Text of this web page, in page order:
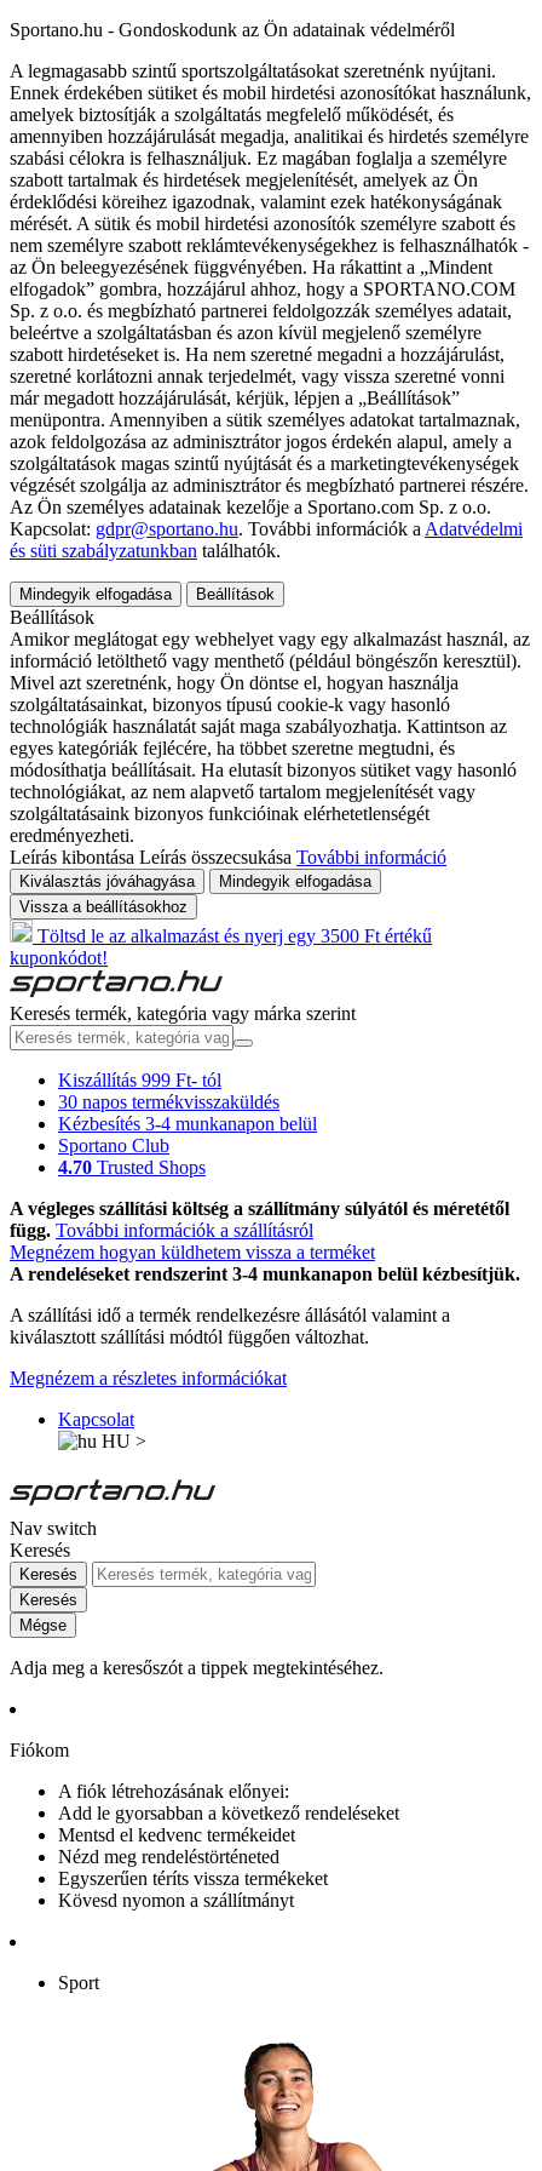
Sportano.hu - Gondoskodunk az Ön adatainak védelméről
A legmagasabb szintű sportszolgáltatásokat szeretnénk nyújtani.
Ennek érdekében sütiket és mobil hirdetési azonosítókat használunk,
amelyek biztosítják a szolgáltatás megfelelő működését, és
amennyiben hozzájárulását megadja, analitikai és hirdetés személyre
szabási célokra is felhasználjuk. Ez magában foglalja a személyre
szabott tartalmak és hirdetések megjelenítését, amelyek az Ön
érdeklődési köreihez igazodnak, valamint ezek hatékonyságának
mérését. A sütik és mobil hirdetési azonosítók személyre szabott és
nem személyre szabott reklámtevékenységekhez is felhasználhatók -
az Ön beleegyezésének függvényében. Ha rákattint a „Mindent
elfogadok” gombra, hozzájárul ahhoz, hogy a SPORTANO.COM
Sp. z o.o. és megbízható partnerei feldolgozzák személyes adatait,
beleértve a szolgáltatásban és azon kívül megjelenő személyre
szabott hirdetéseket is. Ha nem szeretné megadni a hozzájárulást,
szeretné korlátozni annak terjedelmét, vagy vissza szeretné vonni
már megadott hozzájárulását, kérjük, lépjen a „Beállítások”
menüpontra. Amennyiben a sütik személyes adatokat tartalmaznak,
azok feldolgozása az adminisztrátor jogos érdekén alapul, amely a
szolgáltatások magas szintű nyújtását és a marketingtevékenységek
végzését szolgálja az adminisztrátor és megbízható partnerei részére.
Az Ön személyes adatainak kezelője a Sportano.com Sp. z o.o.
Kapcsolat: gdpr@sportano.hu. További információk a Adatvédelmi
és süti szabályzatunkban találhatók.
Mindegyik elfogadása Beállítások
Beállítások
Amikor meglátogat egy webhelyet vagy egy alkalmazást használ, az
információ letölthető vagy menthető (például böngészőn keresztül).
Mivel azt szeretnénk, hogy Ön döntse el, hogyan használja
szolgáltatásainkat, bizonyos típusú cookie-k vagy hasonló
technológiák használatát saját maga szabályozhatja. Kattintson az
egyes kategóriák fejlécére, ha többet szeretne megtudni, és
módosíthatja beállításait. Ha elutasít bizonyos sütiket vagy hasonló
technológiákat, az nem alapvető tartalom megjelenítését vagy
szolgáltatásaink bizonyos funkcióinak elérhetetlenségét
eredményezheti.
Leírás kibontása Leírás összecsukása További információ
Kiválasztás jóváhagyása
Mindegyik elfogadása
Vissza a beállításokhoz
Töltsd le az alkalmazást és nyerj egy 3500 Ft értékű
kuponkódot!
Keresés termék, kategória vagy márka szerint
Kiszállítás 999 Ft- tól
30 napos termékvisszaküldés
Kézbesítés 3-4 munkanapon belül
Sportano Club
4.70 Trusted Shops
A végleges szállítási költség a szállítmány súlyától és méretétől
függ. További információk a szállításról
Megnézem hogyan küldhetem vissza a terméket
A rendeléseket rendszerint 3-4 munkanapon belül kézbesítjük.
A szállítási idő a termék rendelkezésre állásától valamint a
kiválasztott szállítási módtól függően változhat.
Megnézem a részletes információkat
Kapcsolat
HU >
Nav switch
Keresés
Keresés
Keresés
Mégse
Adja meg a keresőszót a tippek megtekintéséhez.
Fiókom
A fiók létrehozásának előnyei:
Add le gyorsabban a következő rendeléseket
Mentsd el kedvenc termékeidet
Nézd meg rendeléstörténeted
Egyszerűen téríts vissza termékeket
Kövesd nyomon a szállítmányt
Sport